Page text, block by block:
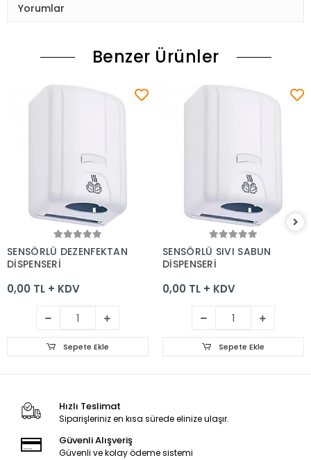
Yorumlar
Benzer Ürünler
SENSÖRLÜ DEZENFEKTAN
DİSPENSERİ
0,00 TL + KDV
Sepete Ekle
SENSÖRLÜ SIVI SABUN
DİSPENSERİ
0,00 TL + KDV
Sepete Ekle
Hızlı Teslimat
Siparişleriniz en kısa sürede elinize ulaşır.
Güvenli Alışveriş
Güvenli ve kolay ödeme sistemi